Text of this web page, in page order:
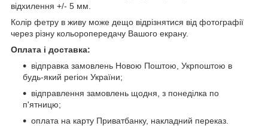
відхилення +/- 5 мм.
Колір фетру в живу може дещо відрізнятися від фотографії
через різну кольоропередачу Вашого екрану.
Оплата і доставка:
відправка замовлень Новою Поштою, Укрпоштою в
будь-який регіон України;
відправлення замовлень щодня, з понеділка по
п'ятницю;
оплата на карту Приватбанку, накладний переказ.